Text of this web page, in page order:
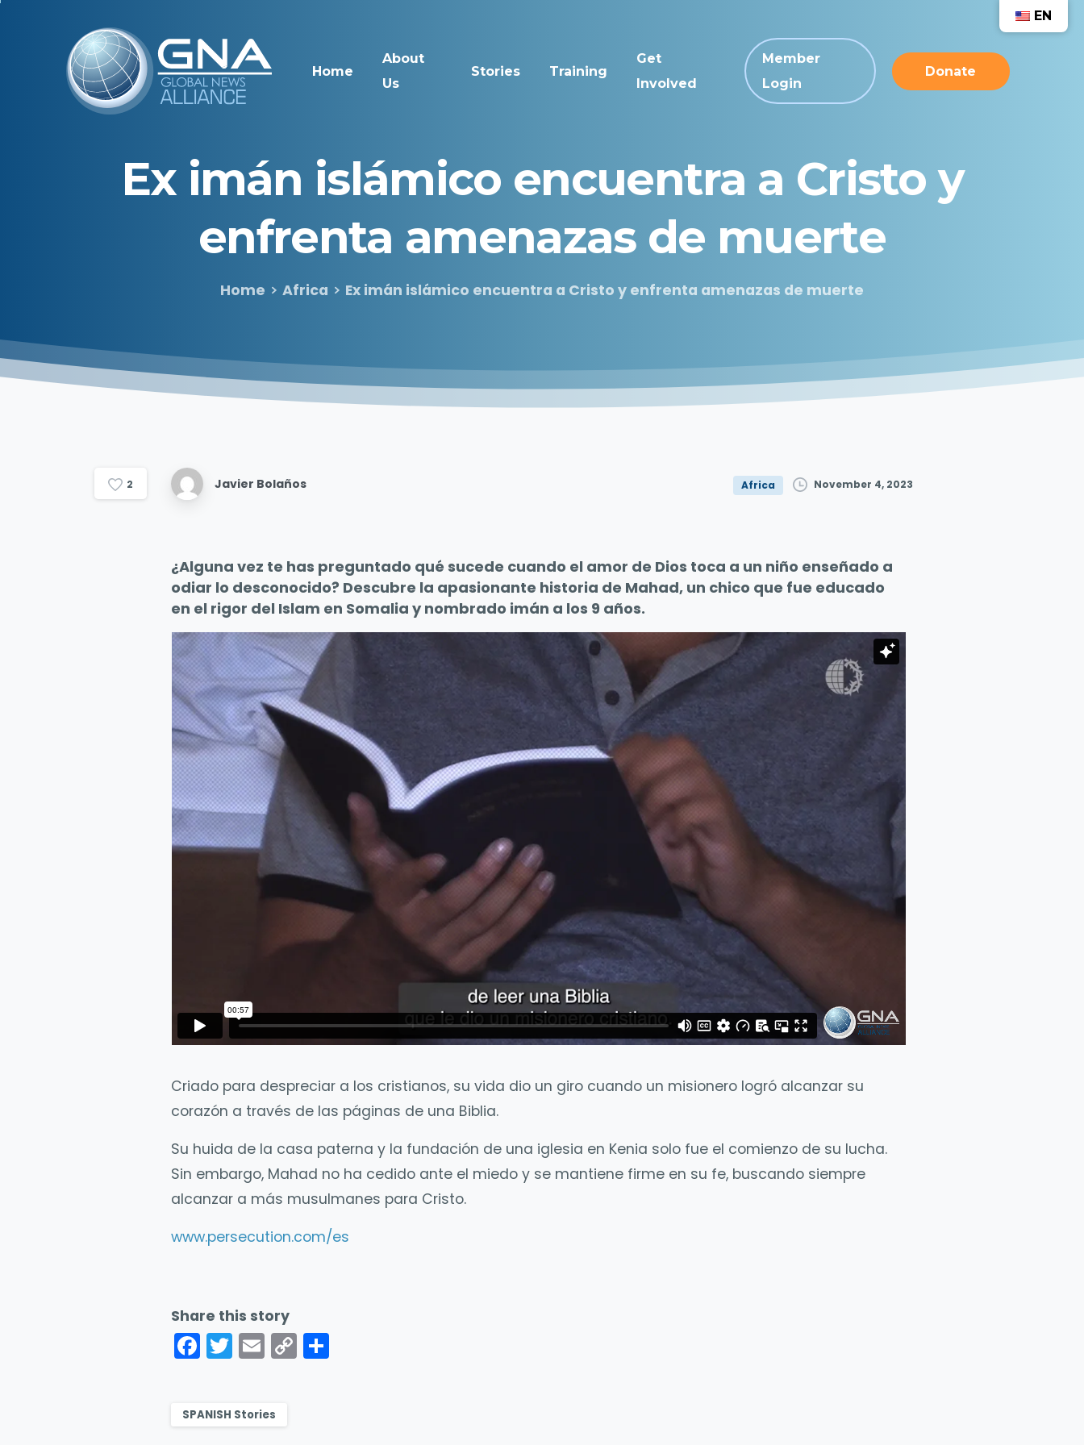
Home
About
Us
Stories Training
Get
Involved
Member
Login
Donate
Ex imán islámico encuentra a Cristo y
enfrenta amenazas de muerte
Home Africa Ex imán islámico encuentra a Cristo y enfrenta amenazas de muerte
2 Javier Bolaños Africa November 4, 2023
¿Alguna vez te has preguntado qué sucede cuando el amor de Dios toca a un niño enseñado a
odiar lo desconocido? Descubre la apasionante historia de Mahad, un chico que fue educado
en el rigor del Islam en Somalia y nombrado imán a los 9 años.
Criado para despreciar a los cristianos, su vida dio un giro cuando un misionero logró alcanzar su
corazón a través de las páginas de una Biblia.
Su huida de la casa paterna y la fundación de una iglesia en Kenia solo fue el comienzo de su lucha.
Sin embargo, Mahad no ha cedido ante el miedo y se mantiene firme en su fe, buscando siempre
alcanzar a más musulmanes para Cristo.
www.persecution.com/es
Share this story
Facebook
Twitter
Email
Copy
Link
SPANISH Stories
EN